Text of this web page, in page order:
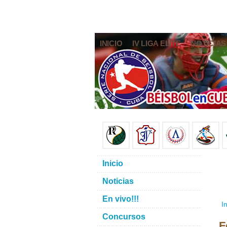
INICIO IV LIGA ELITE NOTICIAS
Inicio
Noticias
En vivo!!!
Concursos